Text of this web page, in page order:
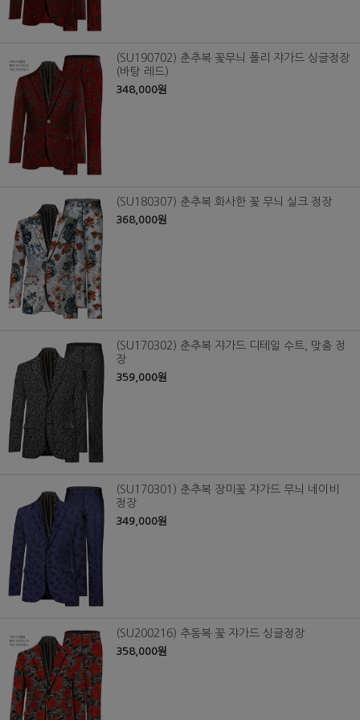
(SU190702) 춘추복 꽃무늬 폴리 쟈가드 싱글정장
(바탕 레드)
348,000원
(SU180307) 춘추복 화사한 꽃 무늬 실크 정장
368,000원
(SU170302) 춘추복 쟈가드 디테일 수트, 맞춤 정
장
359,000원
(SU170301) 춘추복 장미꽃 쟈가드 무늬 네이비
정장
349,000원
(SU200216) 추동복 꽃 쟈가드 싱글정장
358,000원